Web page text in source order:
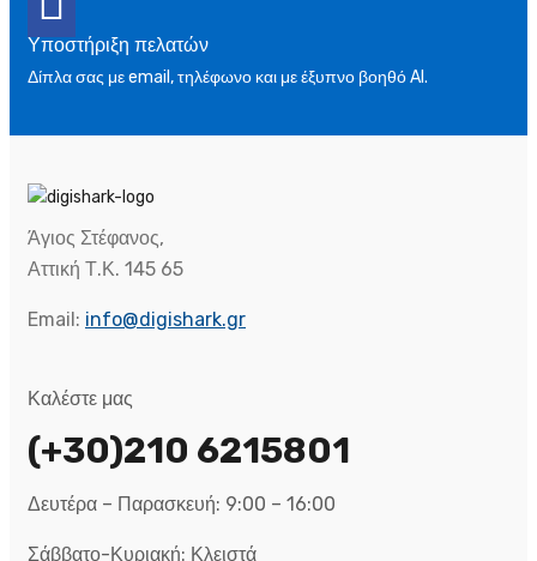
Υποστήριξη πελατών
Δίπλα σας με email, τηλέφωνο και με έξυπνο βοηθό AI.
Άγιος Στέφανος,
Αττική Τ.Κ. 145 65
Email: info@digishark.gr
Καλέστε μας
(+30)210 6215801
Δευτέρα – Παρασκευή: 9:00 – 16:00
Σάββατο-Κυριακή: Κλειστά